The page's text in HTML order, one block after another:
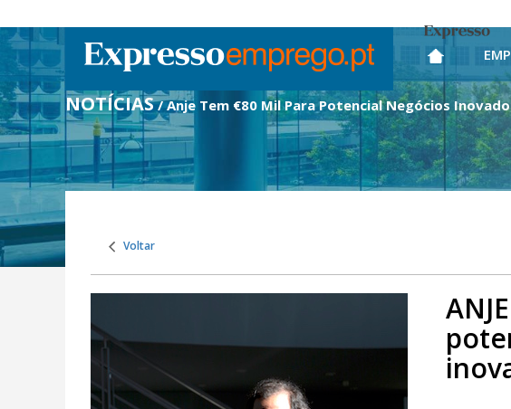
Expresso
NOTÍCIAS / Anje Tem €80 Mil Para Potencial Negócios
Voltar